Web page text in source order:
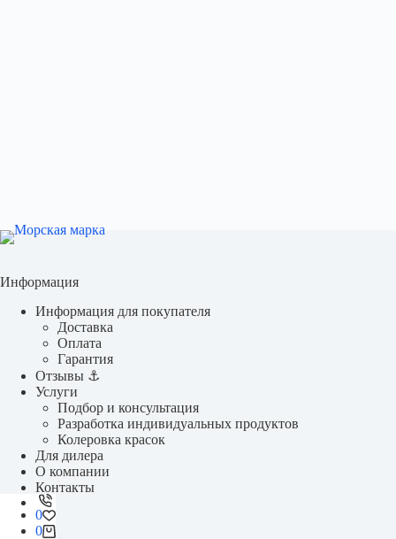
Информация
Информация для покупателя
Доставка
Оплата
Гарантия
Отзывы ⚓
Услуги
Подбор и консультация
Разработка индивидуальных продуктов
Колеровка красок
Для дилера
О компании
Контакты
0
0